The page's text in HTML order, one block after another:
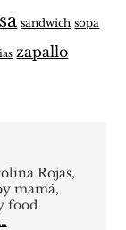
sandwich sopa
zapallo
Rojas,
mamá,
food